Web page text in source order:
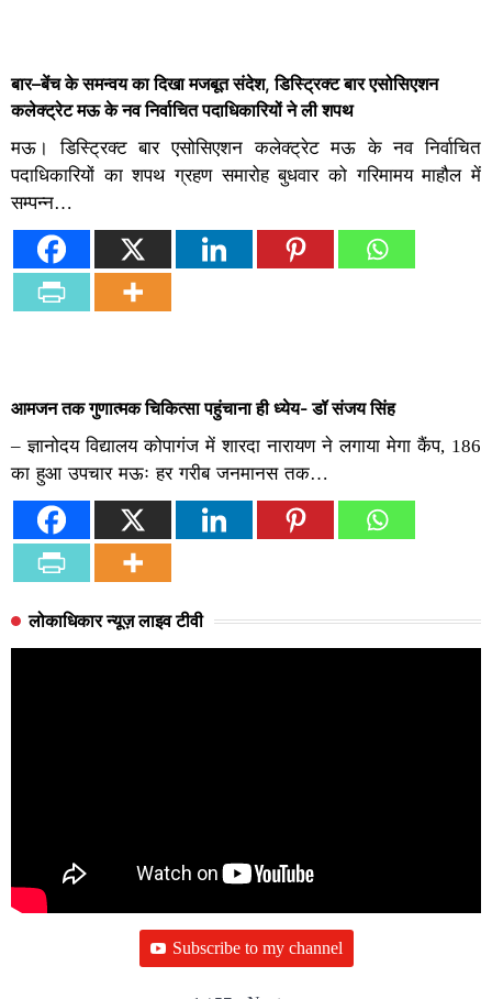
बार–बेंच के समन्वय का दिखा मजबूत संदेश, डिस्ट्रिक्ट बार एसोसिएशन
कलेक्ट्रेट मऊ के नव निर्वाचित पदाधिकारियों ने ली शपथ
मऊ। डिस्ट्रिक्ट बार एसोसिएशन कलेक्ट्रेट मऊ के नव निर्वाचित
पदाधिकारियों का शपथ ग्रहण समारोह बुधवार को गरिमामय माहौल में
सम्पन्न…
आमजन तक गुणात्मक चिकित्सा पहुंचाना ही ध्येय- डॉ संजय सिंह
– ज्ञानोदय विद्यालय कोपागंज में शारदा नारायण ने लगाया मेगा कैंप, 186
का हुआ उपचार मऊः हर गरीब जनमानस तक…
लोकाधिकार न्यूज़ लाइव टीवी
Subscribe to my channel